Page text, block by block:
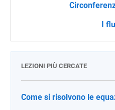
I
LEZIONI PIÙ CERCATE
Come si risolvono le